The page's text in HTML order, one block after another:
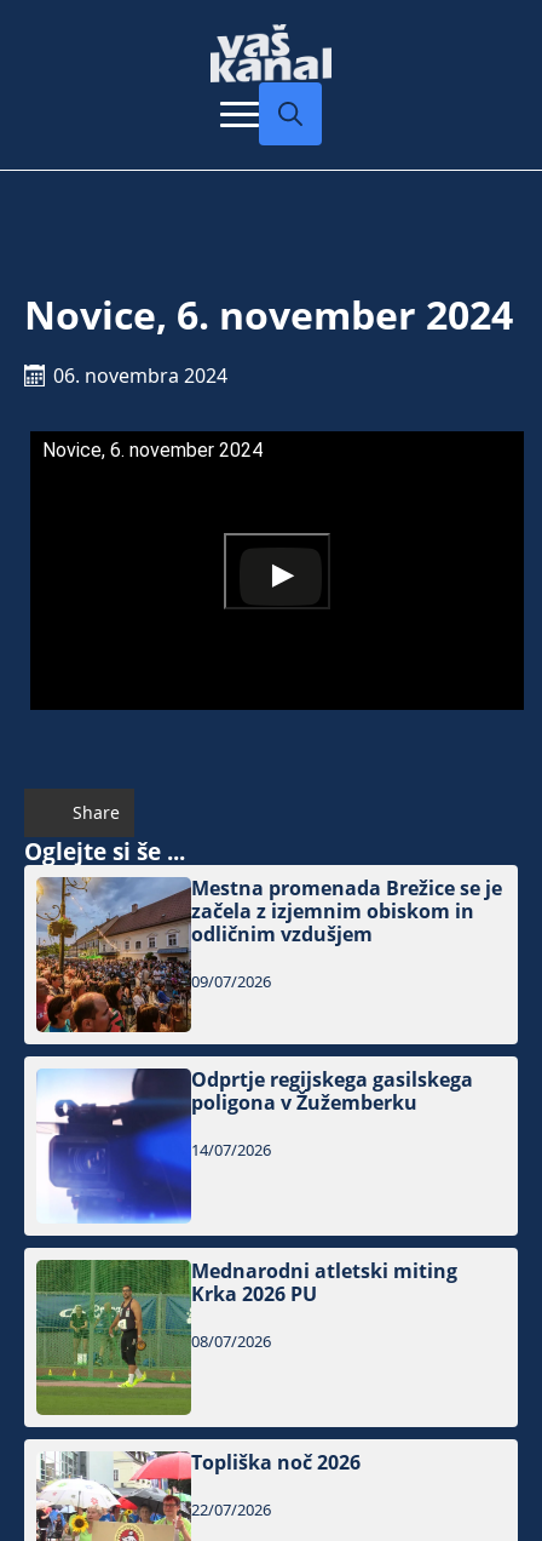
Novice, 6. november 2024
06. novembra 2024
Novice, 6. november 2024
Share
Oglejte si še ...
Mestna promenada Brežice se je
začela z izjemnim obiskom in
odličnim vzdušjem
09/07/2026
Odprtje regijskega gasilskega
poligona v Žužemberku
14/07/2026
Mednarodni atletski miting
Krka 2026 PU
08/07/2026
Topliška noč 2026
22/07/2026